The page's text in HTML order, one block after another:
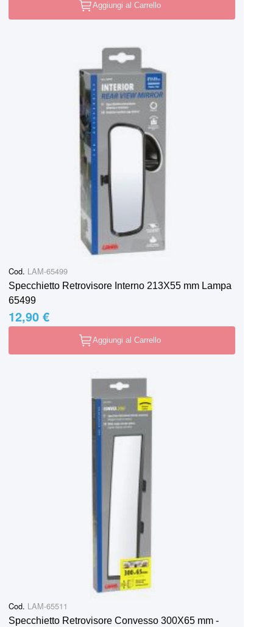
Aggiungi al Carrello
Cod. LAM-65499
Specchietto Retrovisore Interno 213X55 mm Lampa
65499
12,90 €
Aggiungi al Carrello
Cod. LAM-65511
Specchietto Retrovisore Convesso 300X65 mm -